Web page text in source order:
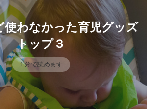
使わなかった育児グッズ
トップ３
1 分で読めます